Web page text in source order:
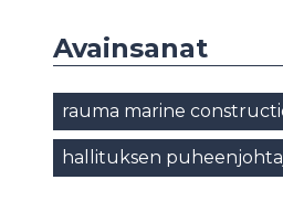
Avainsanat
rauma marine
hallituksen